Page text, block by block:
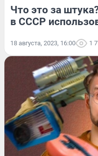
Что это за
в СССР
18 августа, 2023, 16:00 1